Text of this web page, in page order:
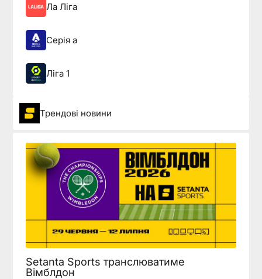
Ла Ліга
Серія а
Ліга 1
Трендові новини
Setanta Sports транслюватиме
Вімблдон